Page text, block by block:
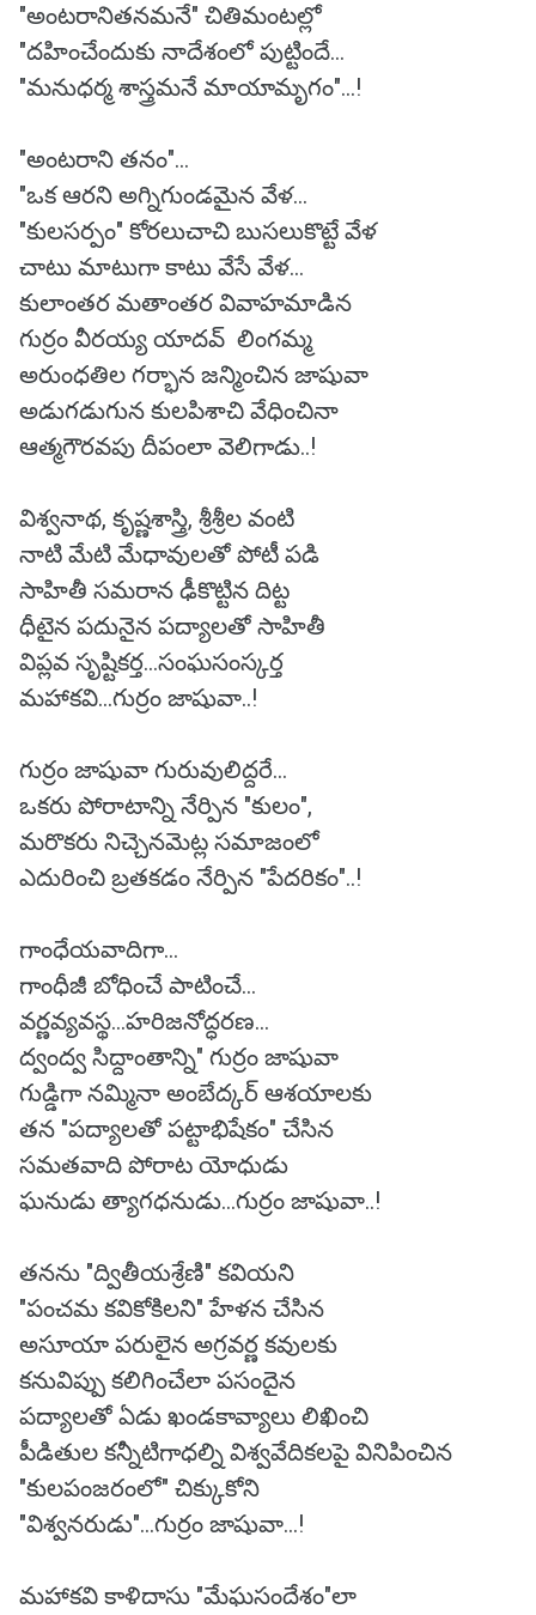
"అంటరానితనమనే" చితిమంటల్లో
"దహించేందుకు నాదేశంలో పుట్టిందే...
"మనుధర్మ శాస్త్రమనే మాయామృగం"...!
"అంటరాని తనం"...
"ఒక ఆరని అగ్నిగుండమైన వేళ...
"కులసర్పం" కోరలుచాచి బుసలుకొట్టే వేళ
చాటు మాటుగా కాటు వేసే వేళ...
కులాంతర మతాంతర వివాహమాడిన
గుర్రం వీరయ్య యాదవ్ లింగమ్మ
అరుంధతిల గర్భాన జన్మించిన జాషువా
అడుగడుగున కులపిశాచి వేధించినా
ఆత్మగౌరవపు దీపంలా వెలిగాడు..!
విశ్వనాథ, కృష్ణశాస్త్రి, శ్రీశ్రీల వంటి
నాటి మేటి మేధావులతో పోటీ పడి
సాహితీ సమరాన ఢీకొట్టిన దిట్ట
ధీటైన పదునైన పద్యాలతో సాహితీ
విప్లవ సృష్టికర్త...సంఘసంస్కర్త
మహాకవి...గుర్రం జాషువా..!
గుర్రం జాషువా గురువులిద్దరే...
ఒకరు పోరాటాన్ని నేర్పిన "కులం",
మరొకరు నిచ్చెనమెట్ల సమాజంలో
ఎదురించి బ్రతకడం నేర్పిన "పేదరికం"..!
గాంధేయవాదిగా...
గాంధీజీ బోధించే పాటించే...
వర్ణవ్యవస్థ...హరిజనోద్ధరణ...
ద్వంద్వ సిద్దాంతాన్ని" గుర్రం జాషువా
గుడ్డిగా నమ్మినా అంబేద్కర్ ఆశయాలకు
తన "పద్యాలతో పట్టాభిషేకం" చేసిన
సమతవాది పోరాట యోధుడు
ఘనుడు త్యాగధనుడు...గుర్రం జాషువా..!
తనను "ద్వితీయశ్రేణి" కవియని
"పంచమ కవికోకిలని" హేళన చేసిన
అసూయా పరులైన అగ్రవర్ణ కవులకు
కనువిప్పు కలిగించేలా పసందైన
పద్యాలతో ఏడు ఖండకావ్యాలు లిఖించి
పీడితుల కన్నీటిగాధల్ని విశ్వవేదికలపై వినిపించిన
"కులపంజరంలో" చిక్కుకోని
"విశ్వనరుడు"...గుర్రం జాషువా...!
మహాకవి కాళిదాసు "మేఘసందేశం"లా